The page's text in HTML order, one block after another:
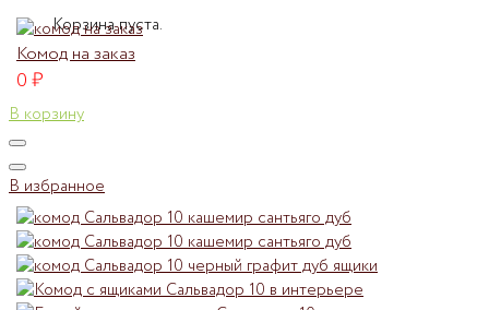
Корзина пуста.
Комод на заказ
0₽
В корзину
В избранное